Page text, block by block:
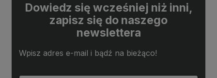
Dowiedz się wcześniej niż inni,
zapisz się do naszego
newslettera
Wpisz adres e-mail i bądź na bieżąco!